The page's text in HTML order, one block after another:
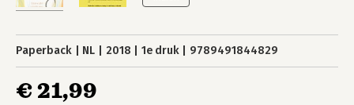
Paperback NL 2018 1e druk 9789491844829
€ 21,99